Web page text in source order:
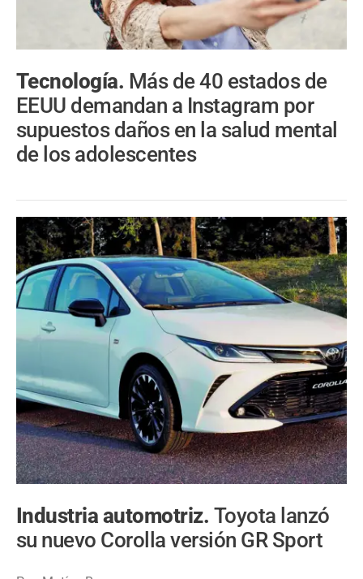
Tecnología. Más de 40 estados de
EEUU demandan a Instagram por
supuestos daños en la salud mental
de los adolescentes
Industria automotriz. Toyota lanzó
su nuevo Corolla versión GR Sport